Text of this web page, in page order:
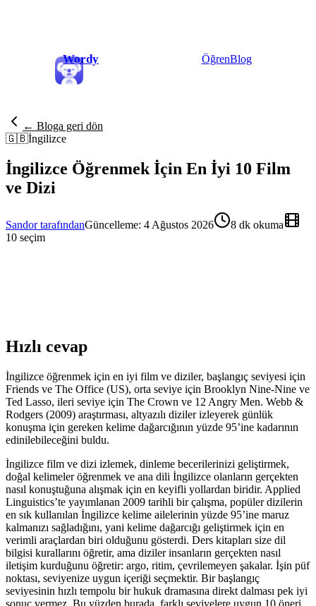
Wordy ÖğrenBlog
← Bloga geri dön
🇬🇧İngilizce
İngilizce Öğrenmek İçin En İyi 10 Film
ve Dizi
Sandor tarafındanGüncelleme: 4 Ağustos 2026
8 dk okuma
10 seçim
Hızlı cevap
İngilizce öğrenmek için en iyi film ve diziler, başlangıç seviyesi için
Friends ve The Office (US), orta seviye için Brooklyn Nine-Nine ve
Ted Lasso, ileri seviye için The Crown ve 12 Angry Men. Webb &
Rodgers (2009) araştırması, altyazılı diziler izleyerek günlük
konuşma için gereken kelime dağarcığının yüzde 95’ine kadarının
edinilebileceğini buldu.
İngilizce film ve dizi izlemek, dinleme becerilerinizi geliştirmek,
doğal kelimeler öğrenmek ve ana dili İngilizce olanların gerçekten
nasıl konuştuğuna alışmak için en keyifli yollardan biridir. Applied
Linguistics’te yayımlanan 2009 tarihli bir çalışma, popüler dizilerin
en sık kullanılan İngilizce kelime ailelerinin yüzde 95’ine maruz
kalmanızı sağladığını, yani kelime dağarcığı geliştirmek için en
verimli araçlardan biri olduğunu gösterdi. Ders kitapları size dil
bilgisi kurallarını öğretir, ama diziler insanların gerçekten nasıl
iletişim kurduğunu öğretir: argo, ritim, çevrilemeyen şakalar. İşin püf
noktası, seviyenize uygun içeriği seçmektir. Bir başlangıç
seviyesinin hızlı tempolu bir hukuk dramasına direkt dalması pek iyi
sonuç vermez. Bu yüzden burada, farklı seviyelere uygun 10 öneri